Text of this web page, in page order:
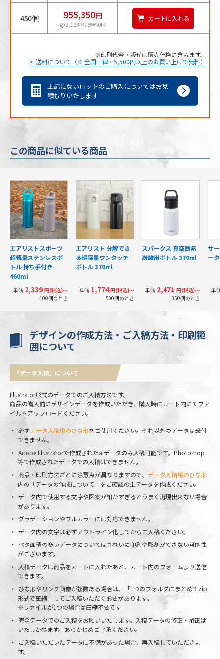
450個 955,350円
@2,123円 / 送料0円
カートに入れる
印刷代金・版代は販売価格に含みます。
送料について（※ 全国一律・5,500円以上のお買い上げで無料）
上記にないロットのご購入についてはお見
積もりいたします
この商品に似ている商品
エアリストスポーツ
超軽量ステンレスボ
トル 持ち手付き
460ml
単価 2,339円(税込)〜
400個のとき
エアリスト 分解でき
る超軽量ワンタッチ
ボトル 370ml
単価1,774円(税込)〜
500個のとき
スパークス 真空断熱
炭酸用ボトル 370ml
単価2,471 円(税込)〜
350個のとき
サ
ー
単
デザインの作成方法・ご入稿方法・印刷範
囲について
「データ入稿」について
Illustrator形式のデータでのご入稿方法です。
商品の購入前にデザインデータを作成いただき、購入時にカート内にてファ
イルをアップロードください。
必ずデータ入稿用のひな形をご使用ください。それ以外のデータは受付
できません。
Adobe Illustratorで作成されたaiデータのみ入稿可能です。Photoshop
等で作成されたデータでの入稿はできません。
商品・印刷方法ごとに注意点が異なりますので、 データ入稿用のひな形
内の「データの作成について」をご確認の上データを作成ください。
データ内で使用する文字や図案が細かすぎるとうまく再現出来ない場合
があります。
グラデーションやフルカラーには対応できません。
データ内の文字は必ずアウトライン化してからご入稿ください。
ベタ面積の多いデータについてはきれいに印刷や彫刻ができない可能性
がございます。
入稿データは商品をカートに入れたあと、カート内のフォームより送信
できます。
ひな形やリンク画像が複数ある場合は、「1つのフォルダにまとめてzip
形式で圧縮」してご入稿いただく必要があります。
※ファイルが1つの場合は圧縮不要です
完全データでのご入稿をお願いいたします。入稿データの修正・補正は
いたしかねます。あらかじめご了承ください。
ご入稿いただいたデータに不備があった場合、再入稿していただきま
す。